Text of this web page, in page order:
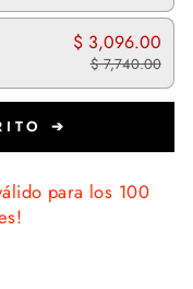
$ 3,096.00
$ 7,740.00
➔
para los 100